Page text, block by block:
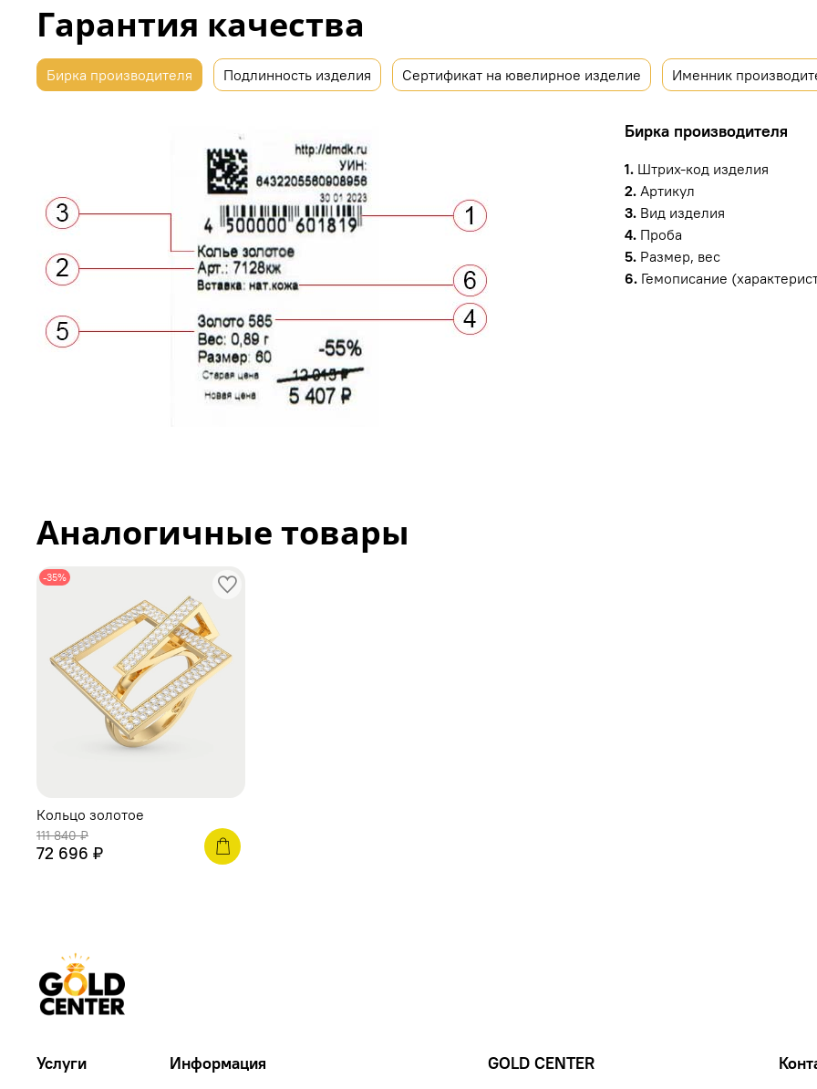
Гарантия качества
Бирка производителя Подлинность изделия Сертификат на ювелирное изделие Именник
Бирка производителя
1.Штрих-код изделия
2.Артикул
3.Вид изделия
4.Проба
5.Размер, вес
6.Гемописание
Аналогичные товары
-35%
Кольцо золотое
111 840 ₽
72 696 ₽
Услуги Информация GOLD CENTER